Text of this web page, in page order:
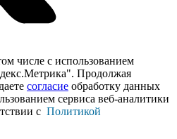
числе с использованием
Продолжая
согласие обработку данных
сервиса веб-аналитики
с Политикой